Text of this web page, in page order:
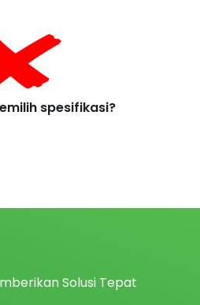
spesifikasi?
Solusi Tepat